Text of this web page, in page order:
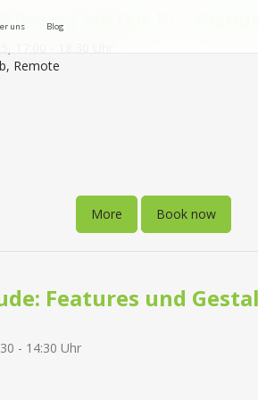
mittels KI –
Remote
More Book now
Features und
- 14:30 Uhr
uns Blog